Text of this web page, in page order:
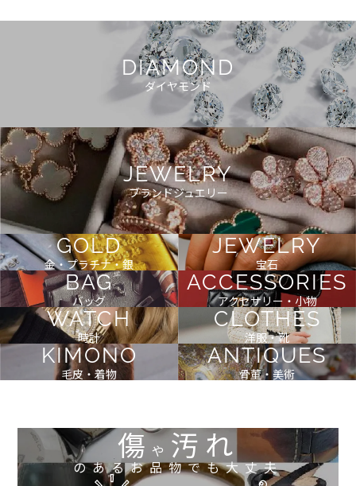
DIAMOND
ダイヤモンド
JEWELRY
ブランドジュエリー
GOLD
金・プラチナ・銀
JEWELRY
宝石
BAG
バッグ
ACCESSORIES
アクセサリー・小物
WATCH
時計
CLOTHES
洋服・靴
KIMONO
毛皮・着物
ANTIQUES
骨董・美術
傷や 汚れ
のあるお品物でも大丈夫